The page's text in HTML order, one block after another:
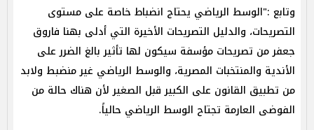
وتابع :"الوسط الرياضي يحتاج انضباط خاصة على مستوى
التصريحات، والدليل التصريحات الأخيرة التي أدلى بهنا فاروق
جعفر من تصريحات مؤسفة سيكون لها تأثير بالغ الضرر على
الأندية والمنتخبات المصرية، والوسط الرياضي غير منضبط ولابد
من تطبيق القانون على الكبير قبل الصغير لأن هناك حالة من
الفوضى العارمة تجتاح الوسط الرياضي حالياً.